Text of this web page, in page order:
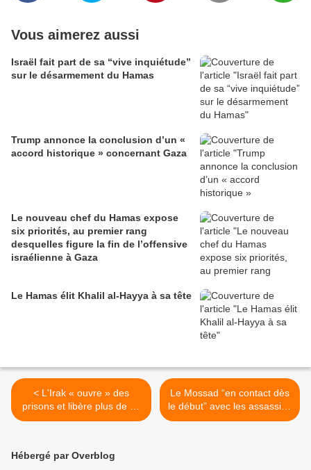
Vous aimerez aussi
Israël fait part de sa “vive inquiétude”
sur le désarmement du Hamas
Trump annonce la conclusion d’un «
accord historique » concernant Gaza
Le nouveau chef du Hamas expose
six priorités, au premier rang
desquelles figure la fin de l’offensive
israélienne à Gaza
Le Hamas élit Khalil al-Hayya à sa tête
< L'Irak « ouvre » des
prisons et libère plus de 35
000 prisonniers, dont des
Le Mossad “en contact dès
le début” avec les assassins
du Premier ministre italien >
Hébergé par Overblog